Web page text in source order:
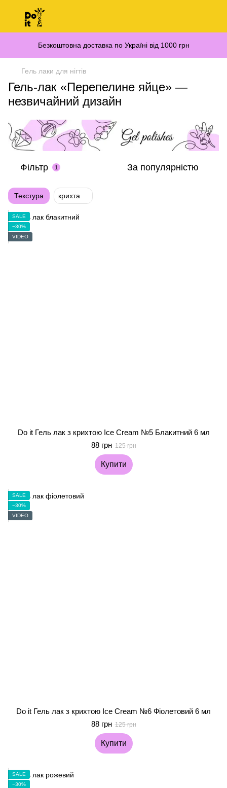
Безкоштовна доставка по Україні від 1000 грн
Гель лаки для нігтів
Гель-лак «Перепелине яйце» —
незвичайний дизайн
Фільтр 1 За популярністю
Текстура крихта
SALE
−30%
VIDEO
Do it Гель лак з крихтою Ice Cream №5 Блакитний 6 мл
88 грн 125 грн
Купити
SALE
−30%
VIDEO
Do it Гель лак з крихтою Ice Cream №6 Фіолетовий 6 мл
88 грн 125 грн
Купити
SALE
−30%